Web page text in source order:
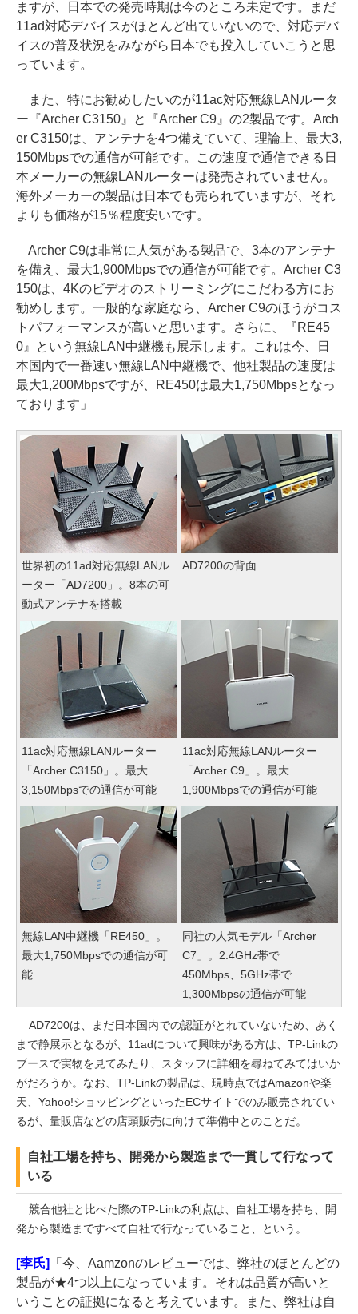
ますが、日本での発売時期は今のところ未定です。まだ
11ad対応デバイスがほとんど出ていないので、対応デバ
イスの普及状況をみながら日本でも投入していこうと思
っています。
また、特にお勧めしたいのが11ac対応無線LANルータ
ー『Archer C3150』と『Archer C9』の2製品です。Arch
er C3150は、アンテナを4つ備えていて、理論上、最大3,
150Mbpsでの通信が可能です。この速度で通信できる日
本メーカーの無線LANルーターは発売されていません。
海外メーカーの製品は日本でも売られていますが、それ
よりも価格が15％程度安いです。
Archer C9は非常に人気がある製品で、3本のアンテナ
を備え、最大1,900Mbpsでの通信が可能です。Archer C3
150は、4Kのビデオのストリーミングにこだわる方にお
勧めします。一般的な家庭なら、Archer C9のほうがコス
トパフォーマンスが高いと思います。さらに、『RE45
0』という無線LAN中継機も展示します。これは今、日
本国内で一番速い無線LAN中継機で、他社製品の速度は
最大1,200Mbpsですが、RE450は最大1,750Mbpsとなっ
ております」
世界初の11ad対応無線LANル
ーター「AD7200」。8本の可
動式アンテナを搭載
AD7200の背面
11ac対応無線LANルーター
「Archer C3150」。最大
3,150Mbpsでの通信が可能
11ac対応無線LANルーター
「Archer C9」。最大
1,900Mbpsでの通信が可能
無線LAN中継機「RE450」。
最大1,750Mbpsでの通信が可
能
同社の人気モデル「Archer
C7」。2.4GHz帯で
450Mbps、5GHz帯で
1,300Mbpsの通信が可能
AD7200は、まだ日本国内での認証がとれていないため、あく
まで静展示となるが、11adについて興味がある方は、TP-Linkの
ブースで実物を見てみたり、スタッフに詳細を尋ねてみてはいか
がだろうか。なお、TP-Linkの製品は、現時点ではAmazonや楽
天、Yahoo!ショッピングといったECサイトでのみ販売されてい
るが、量販店などの店頭販売に向けて準備中とのことだ。
自社工場を持ち、開発から製造まで一貫して行なって
いる
競合他社と比べた際のTP-Linkの利点は、自社工場を持ち、開
発から製造まですべて自社で行なっていること、という。
[李氏]
「今、Aamzonのレビューでは、弊社のほとんどの
製品が★4つ以上になっています。それは品質が高いと
いうことの証拠になると考えています。また、弊社は自